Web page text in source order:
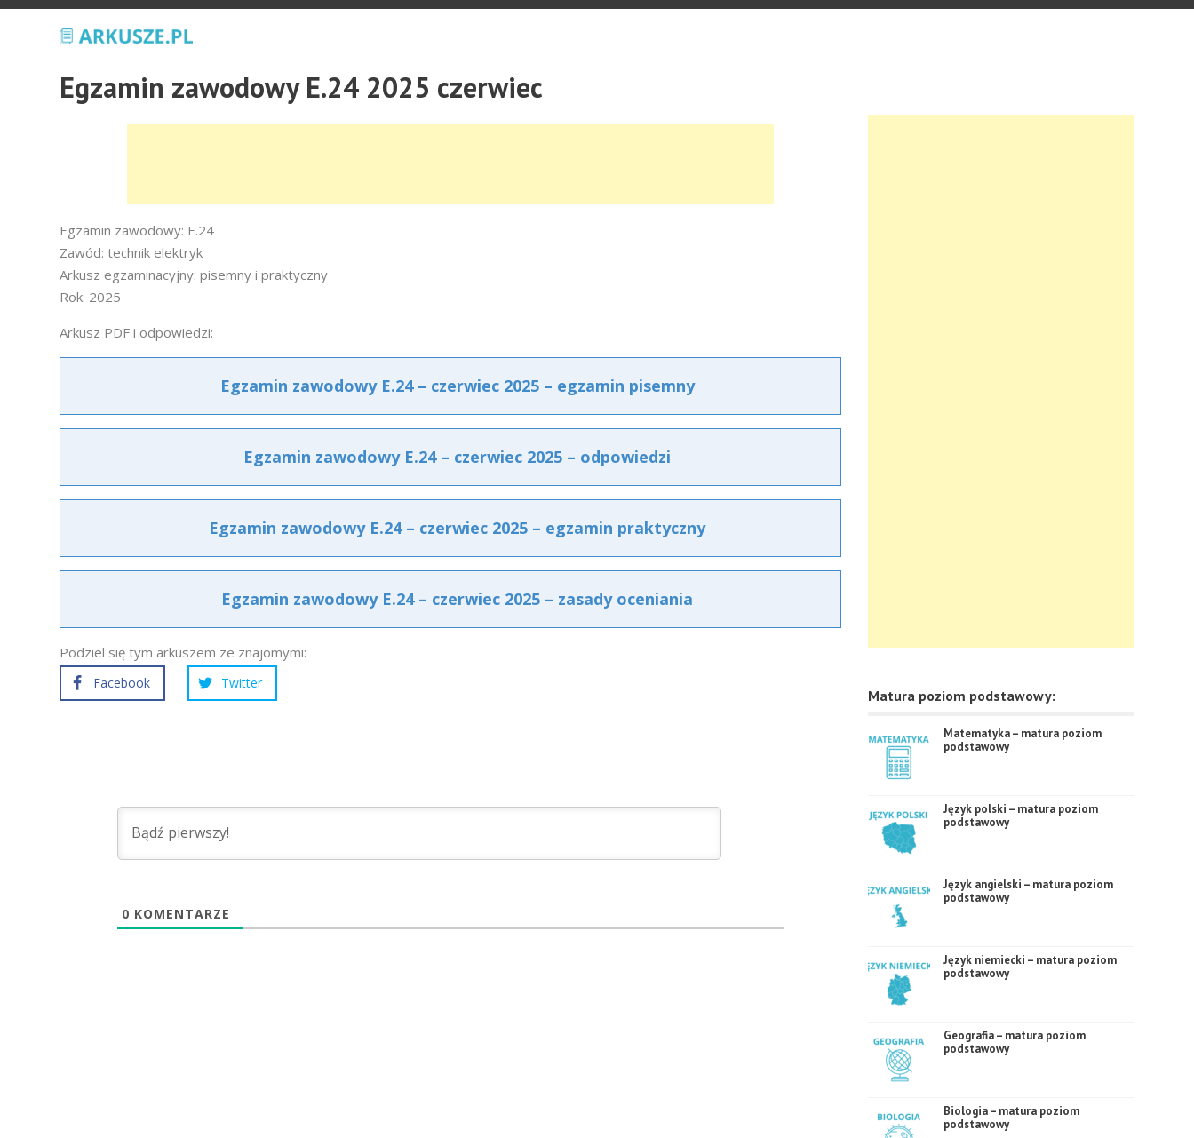
Egzamin zawodowy E.24 2025 czerwiec
Egzamin zawodowy: E.24
Zawód: technik elektryk
Arkusz egzaminacyjny: pisemny i praktyczny
Rok: 2025
Arkusz PDF i odpowiedzi:
Egzamin zawodowy E.24 – czerwiec 2025 – egzamin pisemny
Egzamin zawodowy E.24 – czerwiec 2025 – odpowiedzi
Egzamin zawodowy E.24 – czerwiec 2025 – egzamin praktyczny
Egzamin zawodowy E.24 – czerwiec 2025 – zasady oceniania
Podziel się tym arkuszem ze znajomymi:
Facebook Twitter
0 KOMENTARZE
Matura poziom podstawowy:
Matematyka – matura poziom
podstawowy
Język polski – matura poziom
podstawowy
Język angielski – matura poziom
podstawowy
Język niemiecki – matura poziom
podstawowy
Geografia – matura poziom
podstawowy
Biologia – matura poziom
podstawowy